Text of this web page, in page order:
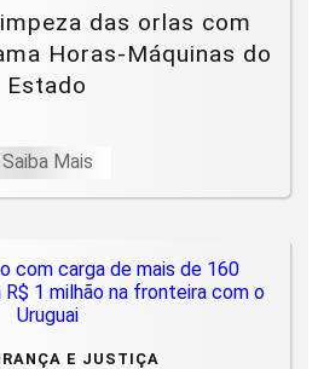
das orlas com
Horas-Máquinas do
Estado
Saiba Mais
E JUSTIÇA